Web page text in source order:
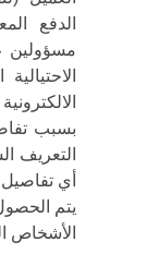
الدفع
مسؤولين
بسبب
التعريف
أي
يتم
الأشخاص